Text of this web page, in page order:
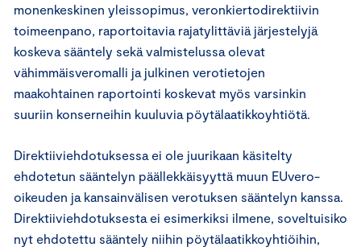
monenkeskinen yleissopimus, veronkiertodirektiivin
toimeenpano, raportoitavia rajatylittäviä järjestelyjä
koskeva sääntely sekä valmistelussa olevat
vähimmäisveromalli ja julkinen verotietojen
maakohtainen raportointi koskevat myös varsinkin
suuriin konserneihin kuuluvia pöytälaatikkoyhtiötä.
Direktiiviehdotuksessa ei ole juurikaan käsitelty
ehdotetun sääntelyn päällekkäisyyttä muun EUvero-
oikeuden ja kansainvälisen verotuksen sääntelyn kanssa.
Direktiiviehdotuksesta ei esimerkiksi ilmene, soveltuisiko
nyt ehdotettu sääntely niihin pöytälaatikkoyhtiöihin,